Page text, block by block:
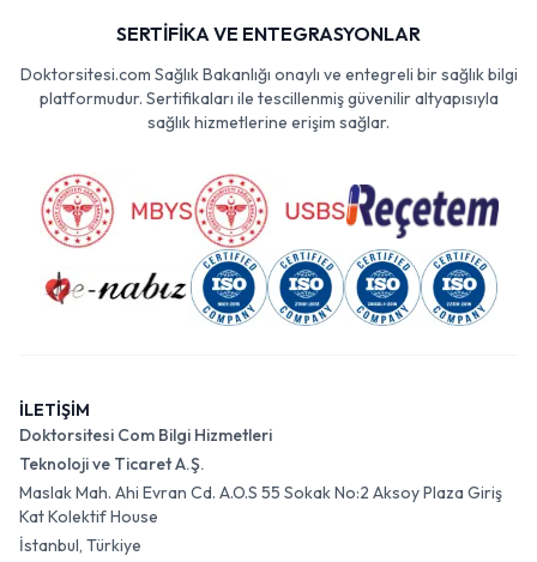
SERTİFİKA VE ENTEGRASYONLAR
Doktorsitesi.com Sağlık Bakanlığı onaylı ve entegreli bir sağlık bilgi
platformudur. Sertifikaları ile tescillenmiş güvenilir altyapısıyla
sağlık hizmetlerine erişim sağlar.
İLETİŞİM
Doktorsitesi Com Bilgi Hizmetleri
Teknoloji ve Ticaret A.Ş.
Maslak Mah. Ahi Evran Cd. A.O.S 55 Sokak No:2 Aksoy Plaza Giriş
Kat Kolektif House
İstanbul, Türkiye